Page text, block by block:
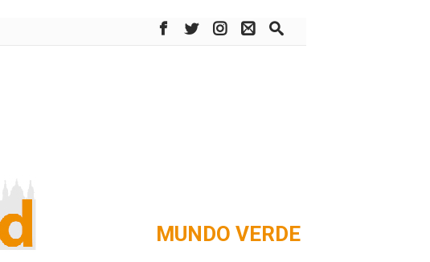
MUNDO VERDE